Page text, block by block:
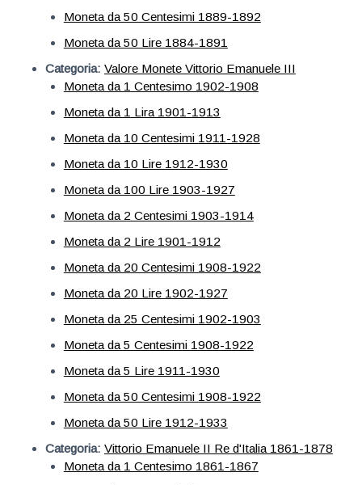
Moneta da 50 Centesimi 1889-1892
Moneta da 50 Lire 1884-1891
Categoria: Valore Monete Vittorio Emanuele III
Moneta da 1 Centesimo 1902-1908
Moneta da 1 Lira 1901-1913
Moneta da 10 Centesimi 1911-1928
Moneta da 10 Lire 1912-1930
Moneta da 100 Lire 1903-1927
Moneta da 2 Centesimi 1903-1914
Moneta da 2 Lire 1901-1912
Moneta da 20 Centesimi 1908-1922
Moneta da 20 Lire 1902-1927
Moneta da 25 Centesimi 1902-1903
Moneta da 5 Centesimi 1908-1922
Moneta da 5 Lire 1911-1930
Moneta da 50 Centesimi 1908-1922
Moneta da 50 Lire 1912-1933
Categoria: Vittorio Emanuele II Re d'Italia 1861-1878
Moneta da 1 Centesimo 1861-1867